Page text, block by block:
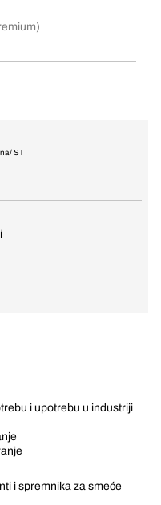
/ ST
i upotrebu u industriji
i spremnika za smeće